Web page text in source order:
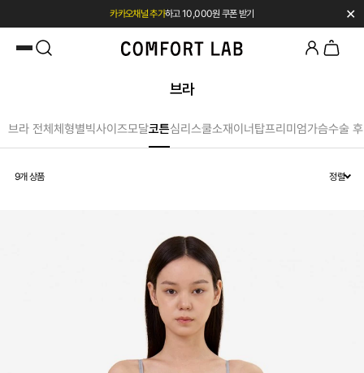
카카오채널 추가하고 10,000원 쿠폰 받기
첫 구매 시 베스트셀러 50% 즉시 할인
✕
브라
브라 전체체형별빅사이즈모달코튼심리스쿨소재이너탑프리미엄가슴수술
9개 상품 정렬